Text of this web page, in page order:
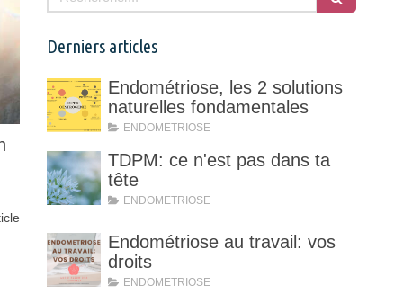
Derniers articles
Endométriose, les 2 solutions
naturelles fondamentales
ENDOMETRIOSE
TDPM: ce n'est pas dans ta
tête
ENDOMETRIOSE
Endométriose au travail: vos
droits
ENDOMETRIOSE